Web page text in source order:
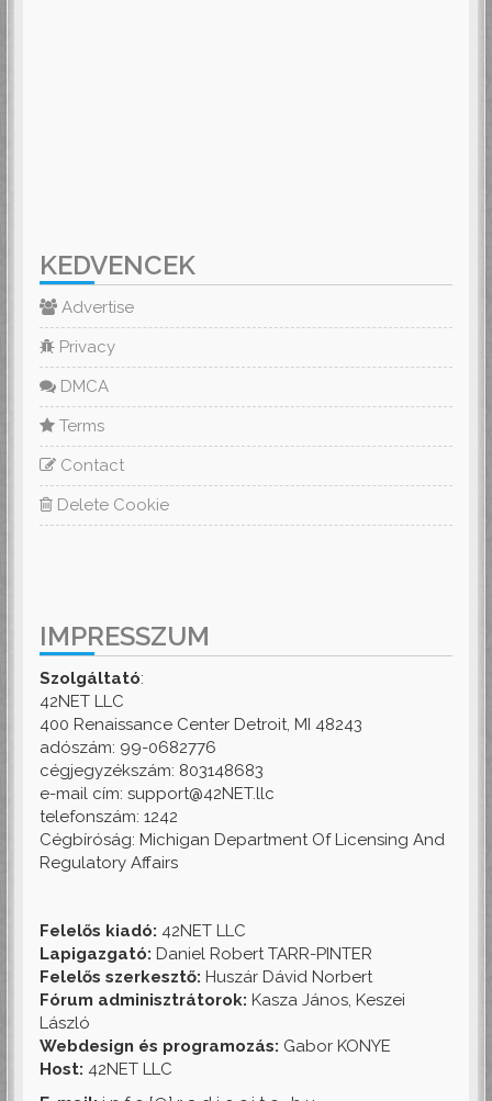
KEDVENCEK
Advertise
Privacy
DMCA
Terms
Contact
Delete Cookie
IMPRESSZUM
Szolgáltató:
42NET LLC
400 Renaissance Center Detroit, MI 48243
adószám: 99-0682776
cégjegyzékszám: 803148683
e-mail cím: support@42NET.llc
telefonszám: 1242
Cégbíróság: Michigan Department Of Licensing And
Regulatory Affairs
Felelős kiadó: 42NET LLC
Lapigazgató: Daniel Robert TARR-PINTER
Felelős szerkesztő: Huszár Dávid Norbert
Fórum adminisztrátorok: Kasza János, Keszei
László
Webdesign és programozás: Gabor KONYE
Host: 42NET LLC